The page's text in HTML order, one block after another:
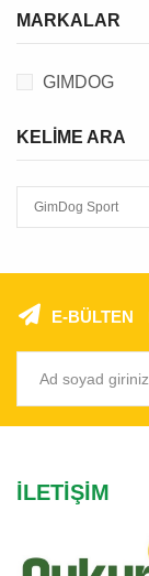
MARKALAR
GIMDOG
KELIME ARA
E-BÜLTEN
İLETIŞIM